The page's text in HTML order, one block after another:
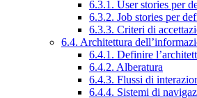
6.3.1. User stories per
6.3.2. Job stories per
6.3.3. Criteri di
6.4. Architettura
6.4.1. Definire
6.4.2. Alberatura
6.4.3. Flussi di
6.4.4. Sistemi di